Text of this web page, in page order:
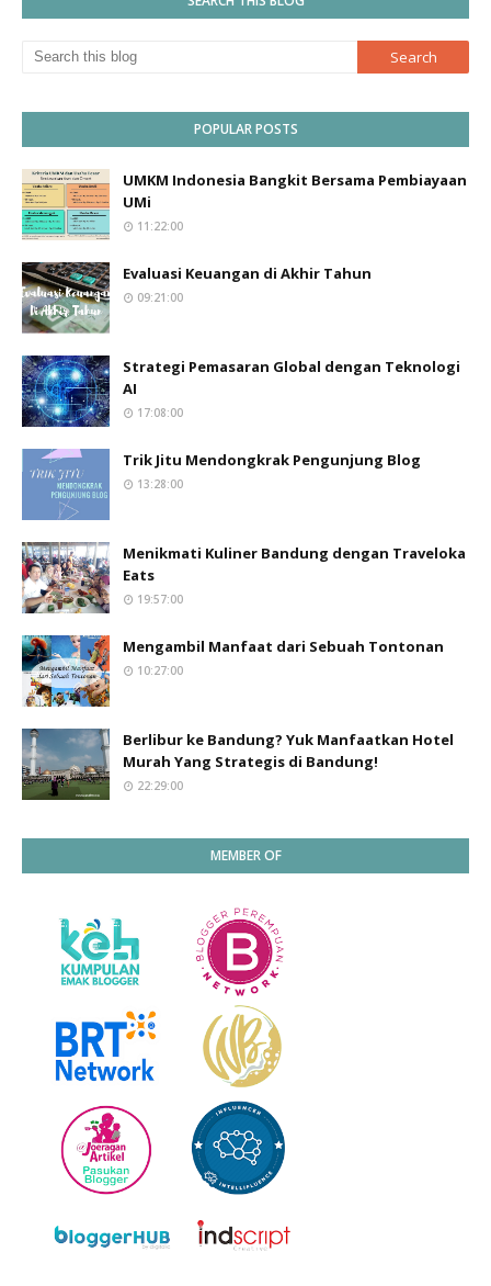
POPULAR POSTS
UMKM Indonesia Bangkit Bersama Pembiayaan
UMi
11:22:00
Evaluasi Keuangan di Akhir Tahun
09:21:00
Strategi Pemasaran Global dengan Teknologi
AI
17:08:00
Trik Jitu Mendongkrak Pengunjung Blog
13:28:00
Menikmati Kuliner Bandung dengan Traveloka
Eats
19:57:00
Mengambil Manfaat dari Sebuah Tontonan
10:27:00
Berlibur ke Bandung? Yuk Manfaatkan Hotel
Murah Yang Strategis di Bandung!
22:29:00
MEMBER OF